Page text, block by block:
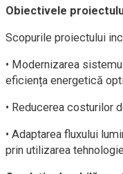
Obiectivele
Scopurile proiectului
• Modernizarea
eficiența energetică
• Reducerea costurilor
• Adaptarea fluxului
prin utilizarea